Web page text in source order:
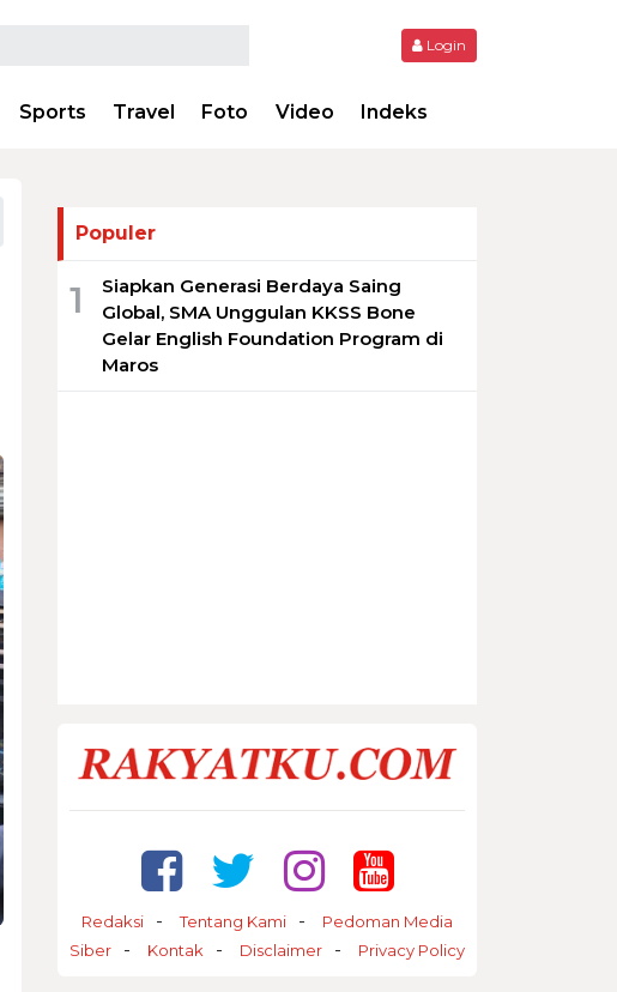
Login
Sports Travel Foto Video Indeks
Populer
1
Siapkan Generasi Berdaya Saing
Global, SMA Unggulan KKSS Bone
Gelar English Foundation Program di
Maros
Redaksi Tentang Kami
Pedoman Media
Siber
Kontak Disclaimer Privacy Policy